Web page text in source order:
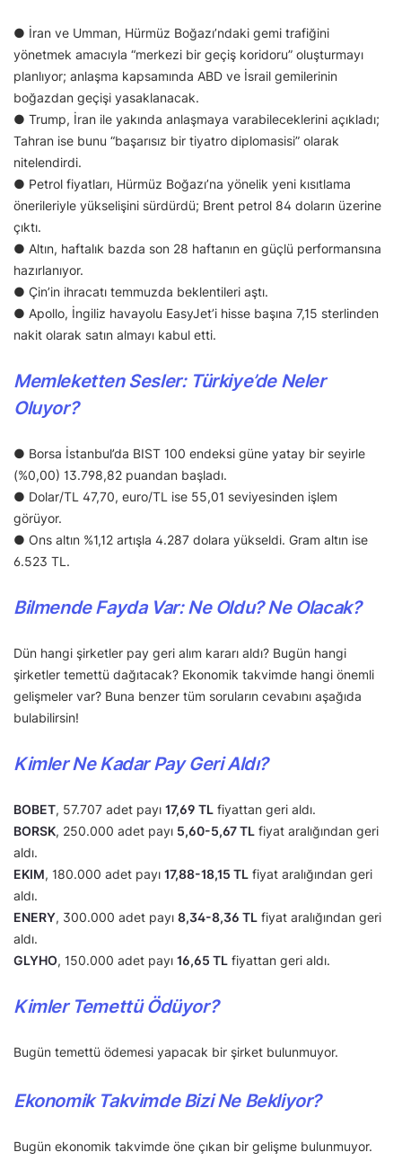
● İran ve Umman, Hürmüz Boğazı’ndaki gemi trafiğini
yönetmek amacıyla “merkezi bir geçiş koridoru” oluşturmayı
planlıyor; anlaşma kapsamında ABD ve İsrail gemilerinin
boğazdan geçişi yasaklanacak.
● Trump, İran ile yakında anlaşmaya varabileceklerini açıkladı;
Tahran ise bunu “başarısız bir tiyatro diplomasisi” olarak
nitelendirdi.
● Petrol fiyatları, Hürmüz Boğazı’na yönelik yeni kısıtlama
önerileriyle yükselişini sürdürdü; Brent petrol 84 doların üzerine
çıktı.
● Altın, haftalık bazda son 28 haftanın en güçlü performansına
hazırlanıyor.
● Çin’in ihracatı temmuzda beklentileri aştı.
● Apollo, İngiliz havayolu EasyJet’i hisse başına 7,15 sterlinden
nakit olarak satın almayı kabul etti.
Memleketten Sesler: Türkiye’de Neler
Oluyor?
● Borsa İstanbul’da BIST 100 endeksi güne yatay bir seyirle
(%0,00) 13.798,82 puandan başladı.
● Dolar/TL 47,70, euro/TL ise 55,01 seviyesinden işlem
görüyor.
● Ons altın %1,12 artışla 4.287 dolara yükseldi. Gram altın ise
6.523 TL.
Bilmende Fayda Var: Ne Oldu? Ne Olacak?
Dün hangi şirketler pay geri alım kararı aldı? Bugün hangi
şirketler temettü dağıtacak? Ekonomik takvimde hangi önemli
gelişmeler var? Buna benzer tüm soruların cevabını aşağıda
bulabilirsin!
Kimler Ne Kadar Pay Geri Aldı?
BOBET, 57.707 adet payı 17,69 TL fiyattan geri aldı.
BORSK, 250.000 adet payı 5,60-5,67 TL fiyat aralığından geri
aldı.
EKIM, 180.000 adet payı 17,88-18,15 TL fiyat aralığından geri
aldı.
ENERY, 300.000 adet payı 8,34-8,36 TL fiyat aralığından geri
aldı.
GLYHO, 150.000 adet payı 16,65 TL fiyattan geri aldı.
Kimler Temettü Ödüyor?
Bugün temettü ödemesi yapacak bir şirket bulunmuyor.
Ekonomik Takvimde Bizi Ne Bekliyor?
Bugün ekonomik takvimde öne çıkan bir gelişme bulunmuyor.